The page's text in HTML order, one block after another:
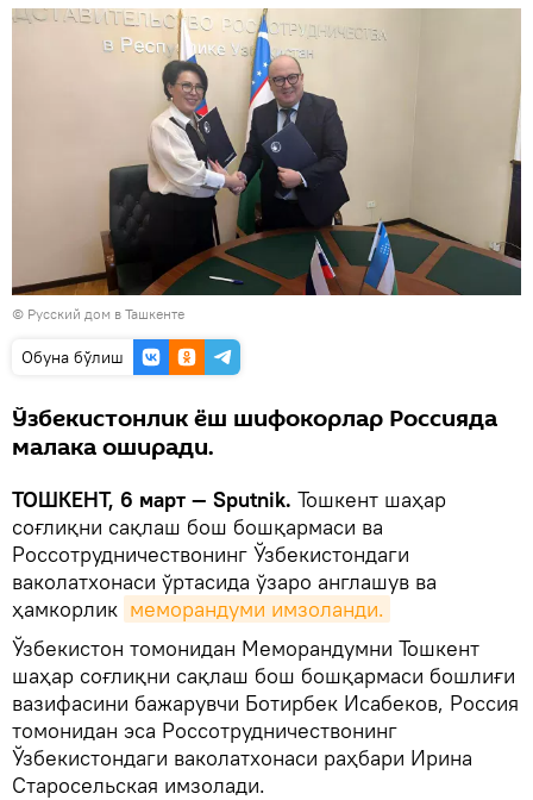
© Русский дом в Ташкенте
Oбуна бўлиш
Ўзбекистонлик ёш шифокорлар Россияда
малака оширади.
TOШКЕНТ, 6 март — Sputnik. Тошкент шаҳар
соғлиқни сақлаш бош бошқармаси ва
Россотрудничествонинг Ўзбекистондаги
ваколатхонаси ўртасида ўзаро англашув ва
ҳамкорлик меморандуми имзоланди.
Ўзбекистон томонидан Меморандумни Тошкент
шаҳар соғлиқни сақлаш бош бошқармаси бошлиғи
вазифасини бажарувчи Ботирбек Исабеков, Россия
томонидан эса Россотрудничествонинг
Ўзбекистондаги ваколатхонаси раҳбари Ирина
Старосельская имзолади.